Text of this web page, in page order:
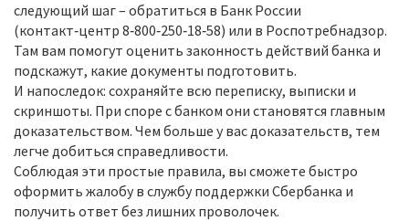
следующий шаг – обратиться в Банк России
(контакт‑центр 8‑800‑250‑18‑58) или в Роспотребнадзор.
Там вам помогут оценить законность действий банка и
подскажут, какие документы подготовить.
И напоследок: сохраняйте всю переписку, выписки и
скриншоты. При споре с банком они становятся главным
доказательством. Чем больше у вас доказательств, тем
легче добиться справедливости.
Соблюдая эти простые правила, вы сможете быстро
оформить жалобу в службу поддержки Сбербанка и
получить ответ без лишних проволочек.